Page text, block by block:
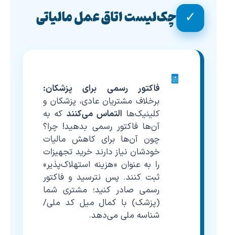
✓ چک‌لیست اتاق عمل مالیاتی
🧾
فاکتور رسمی برای پزشکان:
برخلاف مشتریان عادی، پزشکان و
کلینیک‌ها التماس می‌کنند که به
آن‌ها فاکتور رسمی بدهید! چرا؟
چون آن‌ها برای کاهش مالیات
خودشان نیاز دارند خرید تجهیزات
را به عنوان «هزینه استهلاک‌پذیر»
ثبت کنند. پس نترسید و فاکتور
رسمی صادر کنید؛ مشتری شما
(پزشک) با کمال میل کد ملی/
شناسه ملی می‌دهد.